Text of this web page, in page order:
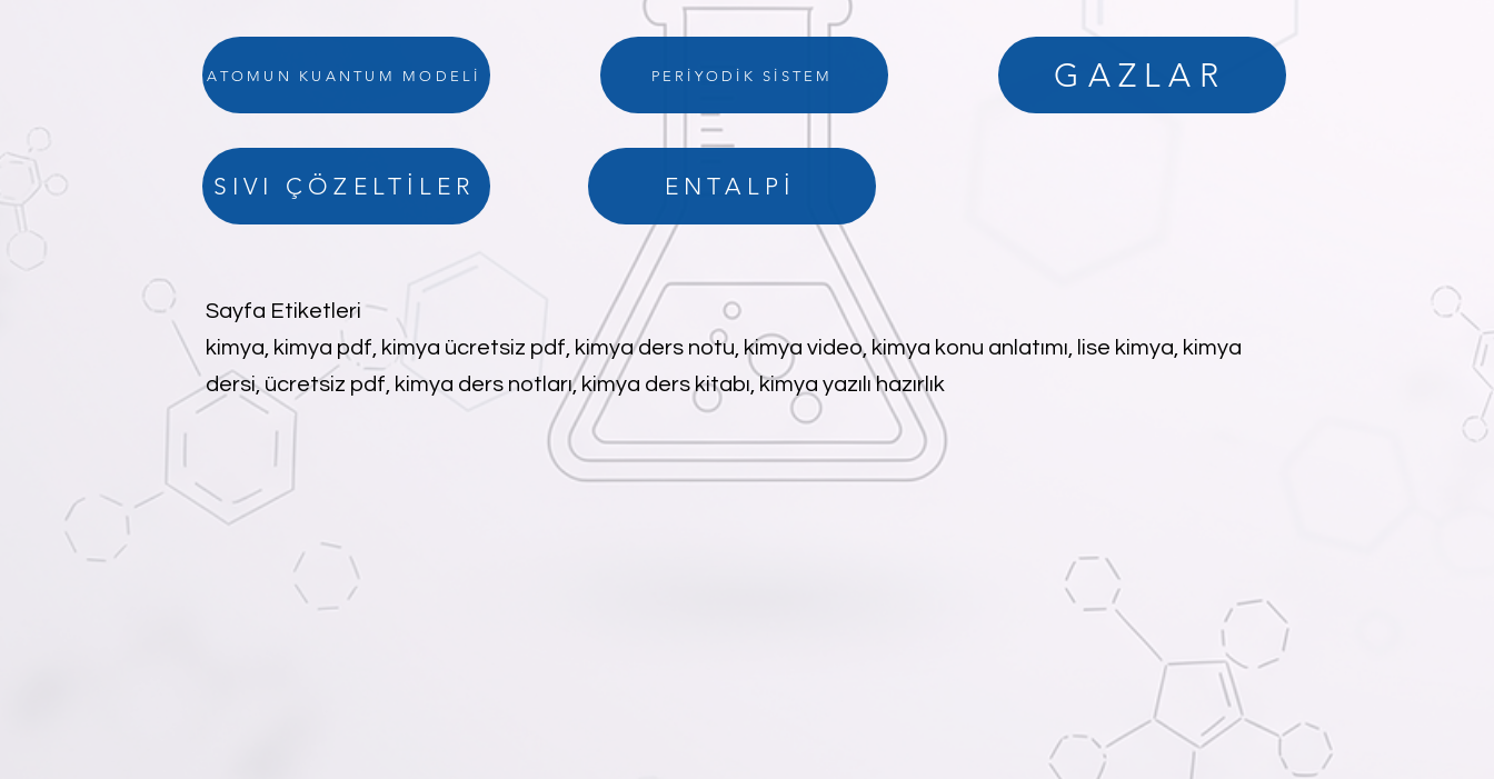
ATOMUN KUANTUM MODELİ
SIVI ÇÖZELTİLER
PERİYODİK SİSTEM
ENTALPİ
GAZLAR
Sayfa Etiketleri
kimya, kimya pdf, kimya ücretsiz pdf, kimya ders notu, kimya video, kimya konu anlatımı, lise kimya, kimya
dersi, ücretsiz pdf, kimya ders notları, kimya ders kitabı, kimya yazılı hazırlık